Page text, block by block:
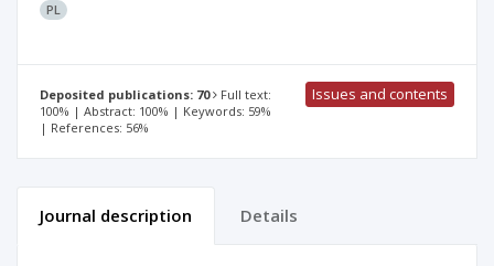
PL
Deposited publications: 70
Full text:
100% | Abstract: 100% | Keywords: 59%
| References: 56%
Issues and contents
Journal description Details